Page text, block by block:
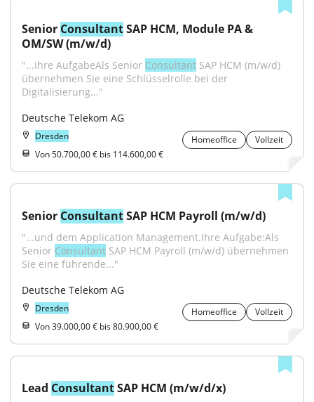
Senior Consultant SAP HCM, Module PA &
OM/SW (m/w/d)
"...Ihre AufgabeAls Senior Consultant SAP HCM (m/w/d)
übernehmen Sie eine Schlüsselrolle bei der
Digitalisierung..."
Deutsche Telekom AG
Dresden Homeoffice
Vollzeit
Von 50.700,00 € bis 114.600,00 €
Senior Consultant SAP HCM Payroll (m/w/d)
"...und dem Application Management.Ihre Aufgabe:Als
Senior Consultant SAP HCM Payroll (m/w/d) übernehmen
Sie eine führende..."
Deutsche Telekom AG
Dresden Homeoffice
Vollzeit
Von 39.000,00 € bis 80.900,00 €
Lead Consultant SAP HCM (m/w/d/x)